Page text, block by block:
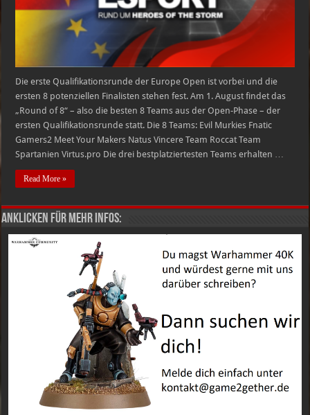
Die erste Qualifikationsrunde der Europe Open ist vorbei und die
ersten 8 potenziellen Finalisten stehen fest. Am 1. August findet das
„Round of 8“ – also die besten 8 Teams aus der Open-Phase – der
ersten Qualifikationsrunde statt. Die 8 Teams: Evil Murkies Fnatic
Gamers2 Meet Your Makers Natus Vincere Team Roccat Team
Spartanien Virtus.pro Die drei bestplatziertesten Teams erhalten …
Read More »
Anklicken für mehr Infos: